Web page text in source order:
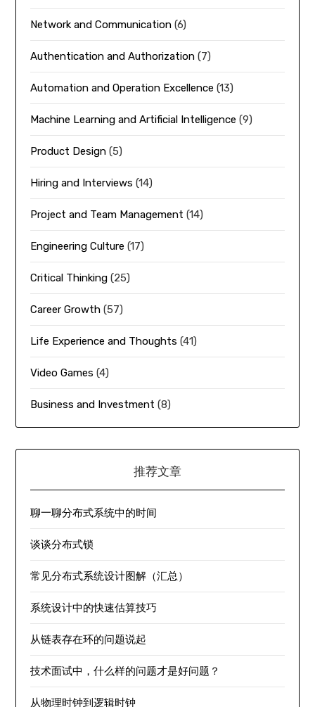
Network and Communication (6)
Authentication and Authorization (7)
Automation and Operation Excellence (13)
Machine Learning and Artificial Intelligence (9)
Product Design (5)
Hiring and Interviews (14)
Project and Team Management (14)
Engineering Culture (17)
Critical Thinking (25)
Career Growth (57)
Life Experience and Thoughts (41)
Video Games (4)
Business and Investment (8)
推荐文章
聊一聊分布式系统中的时间
谈谈分布式锁
常见分布式系统设计图解（汇总）
系统设计中的快速估算技巧
从链表存在环的问题说起
技术面试中，什么样的问题才是好问题？
从物理时钟到逻辑时钟